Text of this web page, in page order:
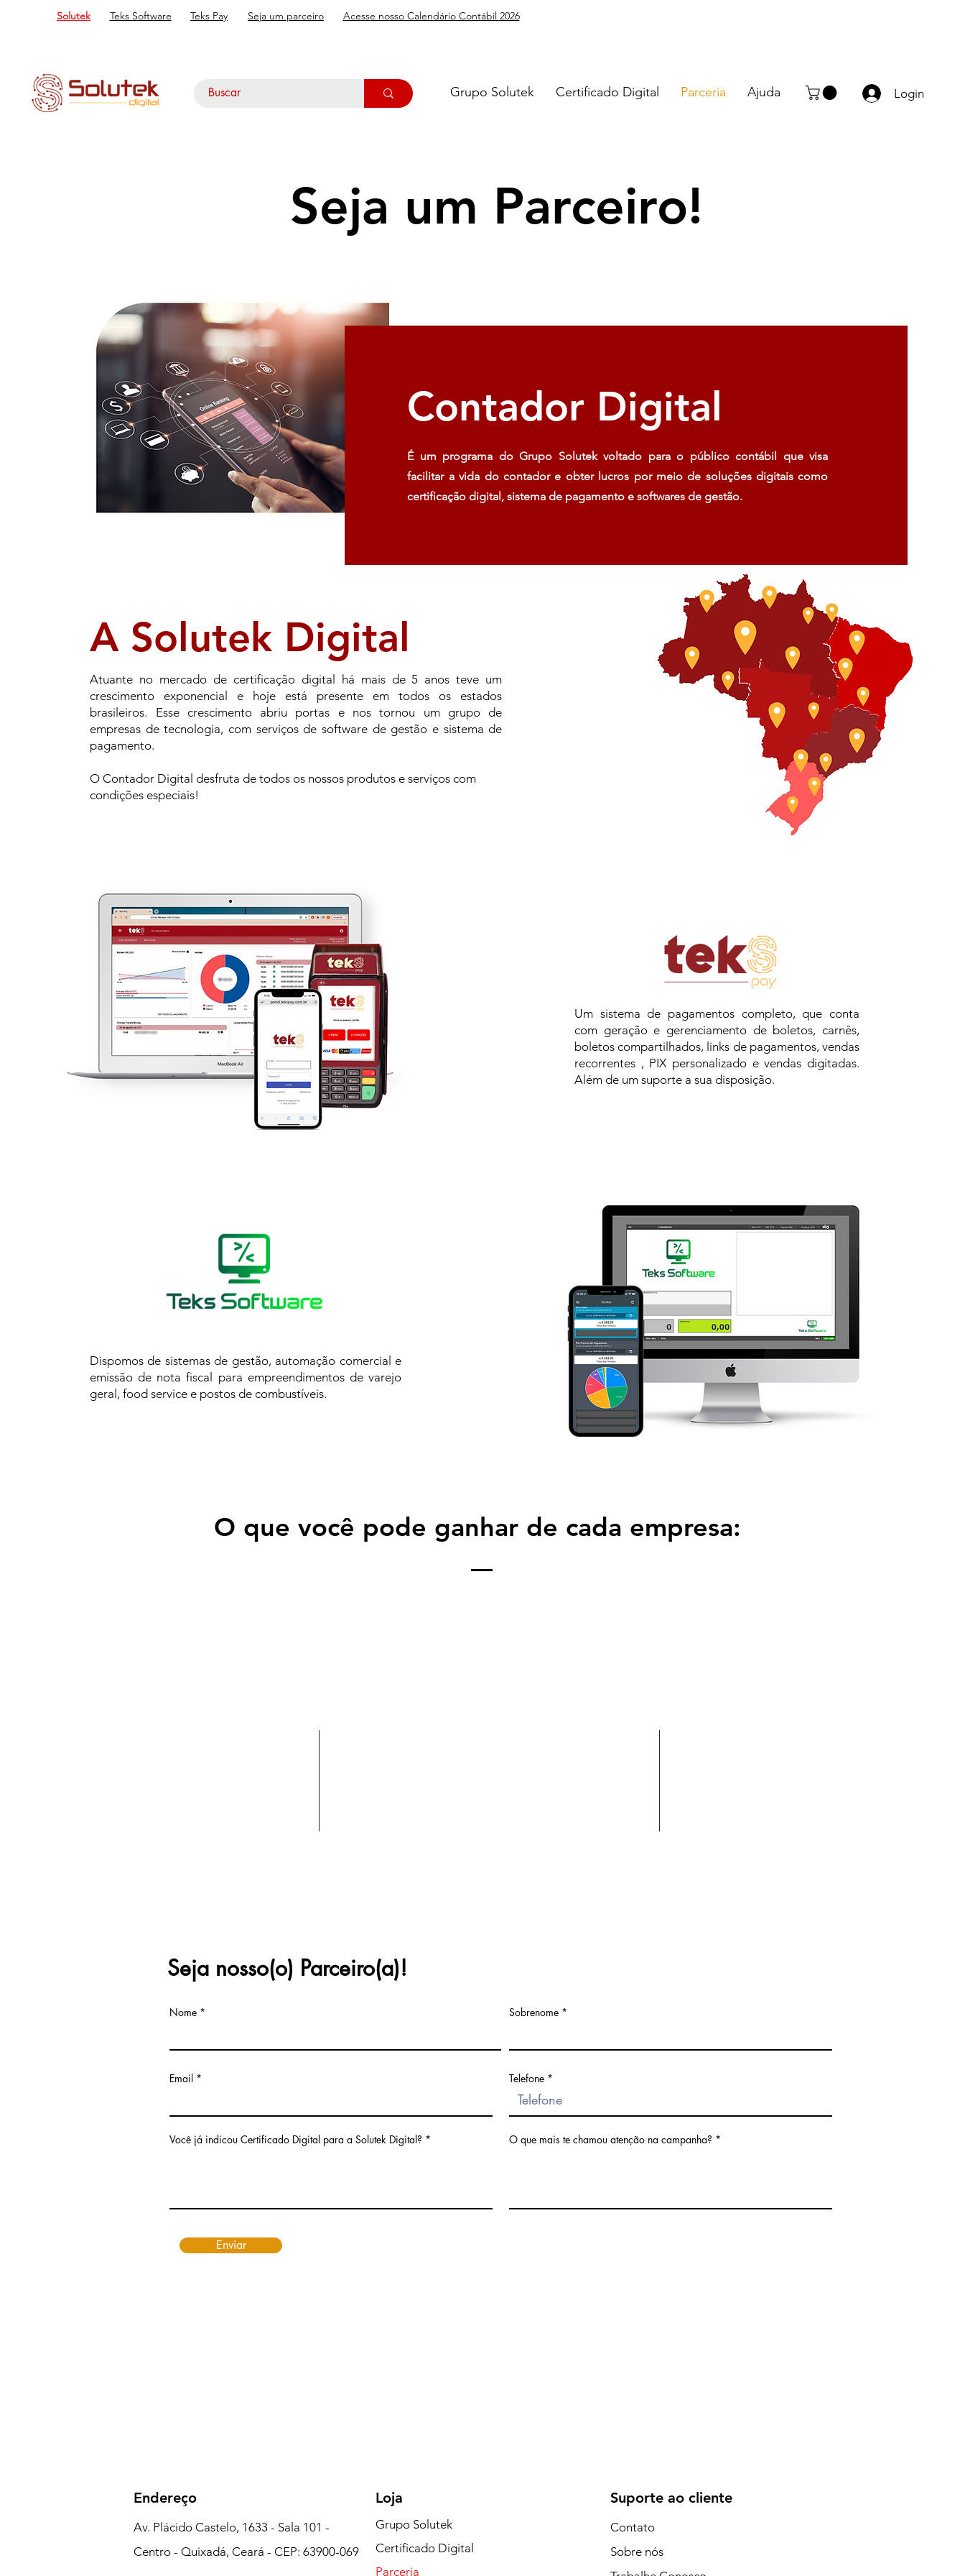
Solutek Teks Software Teks Pay Seja um parceiro Acesse nosso Calendário Contábil 2026
Grupo Solutek Certificado Digital Parceria Ajuda Login
Seja um Parceiro!
Contador Digital
É um programa do Grupo Solutek voltado para o público contábil que visa
facilitar a vida do contador e obter lucros por meio de soluções digitais como
certificação digital, sistema de pagamento e softwares de gestão.
A Solutek Digital
Atuante no mercado de certificação digital há mais de 5 anos teve um
crescimento exponencial e hoje está presente em todos os estados
brasileiros. Esse crescimento abriu portas e nos tornou um grupo de
empresas de tecnologia, com serviços de software de gestão e sistema de
pagamento.
O Contador Digital desfruta de todos os nossos produtos e serviços com
condições especiais!
Um sistema de pagamentos completo, que conta
com geração e gerenciamento de boletos, carnês,
boletos compartilhados, links de pagamentos, vendas
recorrentes , PIX personalizado e vendas digitadas.
Além de um suporte a sua disposição.
Dispomos de sistemas de gestão, automação comercial e
emissão de nota fiscal para empreendimentos de varejo
geral, food service e postos de combustíveis.
O que você pode ganhar ​de cada empresa:
Seja nosso(o) Parceiro(a)!
Nome
Email
Você já indicou Certificado Digital para a Solutek Digital?
Enviar
Sobrenome
Telefone
O que mais te chamou atenção na campanha?
Endereço
Av. Plácido Castelo, 1633 - Sala 101 -
Centro - Quixadá, Ceará - CEP: 63900-069
Loja
Grupo Solutek
Certificado Digital
Parceria
Suporte ao cliente
Contato
Sobre nós